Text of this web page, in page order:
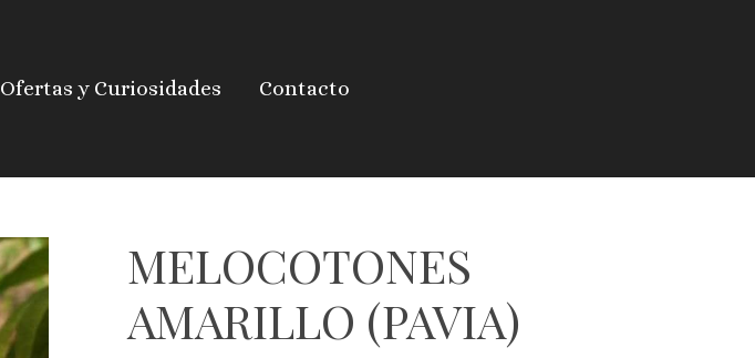
Ofertas y Curiosidades Contacto
MELOCOTONES
AMARILLO (PAVIA)